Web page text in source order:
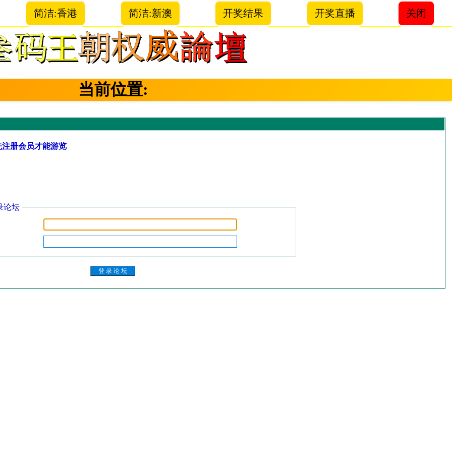
简洁:香港 简洁:新澳 开奖结果 开奖直播 关闭
当前位置:
册会员才能游览
论坛